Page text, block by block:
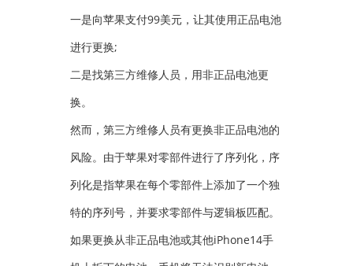
一是向苹果支付99美元，让其使用正品电池
进行更换;
二是找第三方维修人员，用非正品电池更
换。
然而，第三方维修人员有更换非正品电池的
风险。由于苹果对零部件进行了序列化，序
列化是指苹果在每个零部件上添加了一个独
特的序列号，并要求零部件与逻辑板匹配。
如果更换从非正品电池或其他iPhone14手